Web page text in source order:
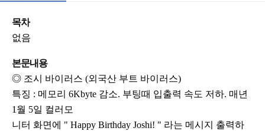
목차
없음
본문내용
◎ 조시 바이러스 (외국산 부트 바이러스)
특징 : 메모리 6Kbyte 감소. 부팅때 입출력 속도 저하. 매년
1월 5일 컬러모
니터 화면에 " Happy Birthday Joshi! " 라는 메시지 출력하